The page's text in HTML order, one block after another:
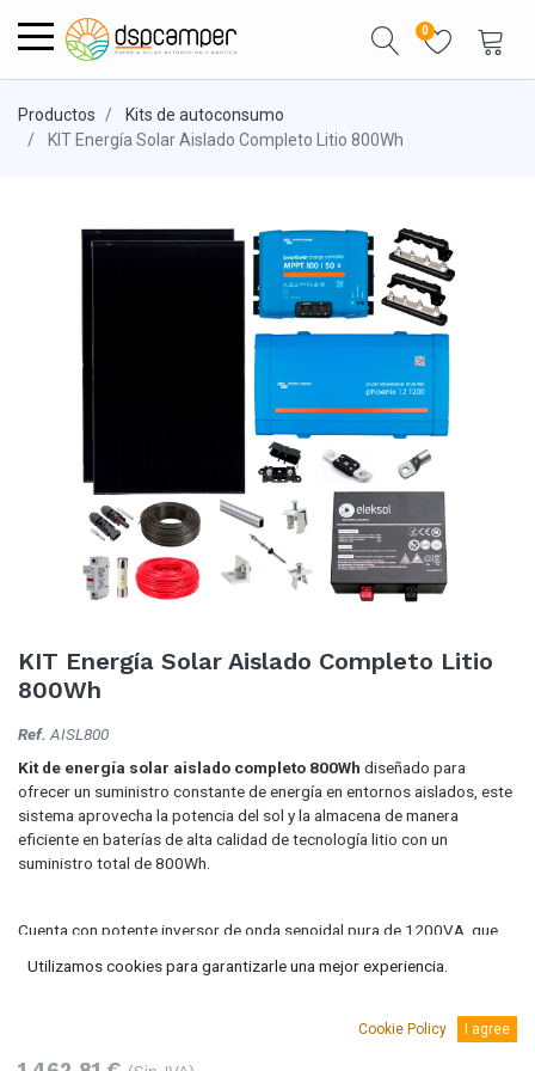
0
Productos
Kits de autoconsumo
KIT Energía Solar Aislado Completo Litio 800Wh
KIT Energía Solar Aislado Completo Litio
800Wh
Ref. AISL800
Kit de energía solar aislado completo 800Wh diseñado para
ofrecer un suministro constante de energía en entornos aislados, este
sistema aprovecha la potencia del sol y la almacena de manera
eficiente en baterías de alta calidad de tecnología litio con un
suministro total de 800Wh.
Cuenta con potente inversor de onda senoidal pura de 1200VA, que
electrodomésticos.
Utilizamos cookies para garantizarle una mejor experiencia.
Cookie Policy I agree